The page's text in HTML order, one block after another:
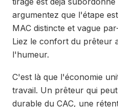
argumentez que l'étape
MAC distincte et vague
Liez le confort du prêteur
l'humeur.
C'est là que l'économie
travail. Un prêteur qui
durable du CAC, une